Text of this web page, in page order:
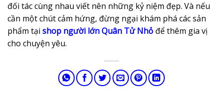
đối tác cùng nhau viết nên những kỷ niệm đẹp. Và nếu
cần một chút cảm hứng, đừng ngại khám phá các sản
phẩm tại shop người lớn Quân Tử Nhỏ để thêm gia vị
cho chuyện yêu.